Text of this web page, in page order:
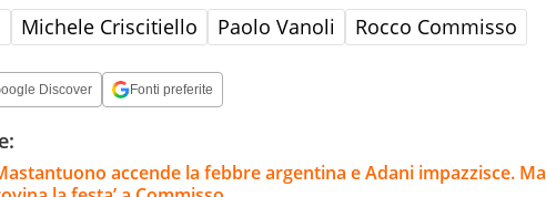
Michele Criscitiello Paolo Vanoli Rocco Commisso
Discover Fonti preferite
accende la febbre argentina e Adani impazzisce. Ma